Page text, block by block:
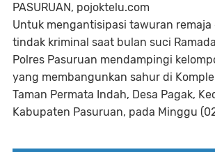
PASURUAN, pojoktelu.com
Untuk mengantisipasi tawuran remaja
tindak kriminal saat bulan suci
Polres Pasuruan mendampingi
yang membangunkan sahur di
Taman Permata Indah, Desa Pagak,
Kabupaten Pasuruan, pada Minggu